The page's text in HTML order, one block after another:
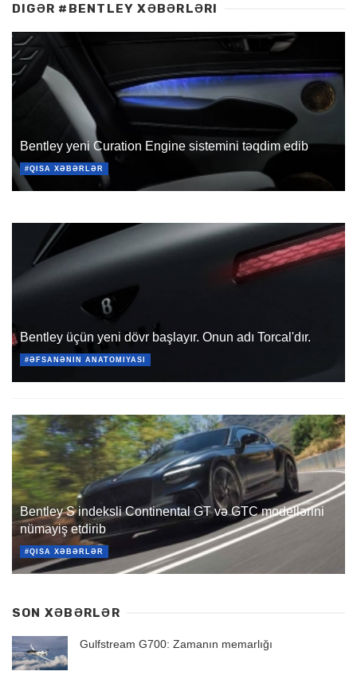
DIGƏR #BENTLEY XƏBƏRLƏRI
Bentley yeni Curation Engine sistemini təqdim edib
#QISA XƏBƏRLƏR
Bentley üçün yeni dövr başlayır. Onun adı Torcal'dır.
#ƏFSANƏNIN ANATOMIYASI
Bentley S indeksli Continental GT və GTC modellərini
nümayiş etdirib
#QISA XƏBƏRLƏR
SON XƏBƏRLƏR
Gulfstream G700: Zamanın memarlığı